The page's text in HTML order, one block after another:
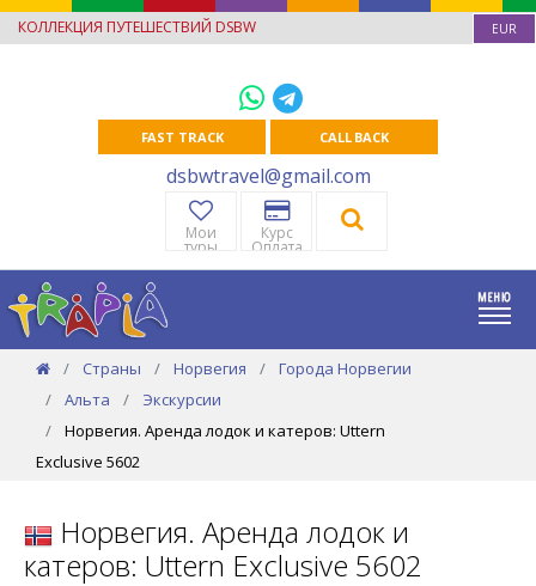
КОЛЛЕКЦИЯ ПУТЕШЕСТВИЙ DSBW EUR
FAST TRACK CALL BACK
dsbwtravel@gmail.com
Мои
туры
Курс
Оплата
Страны Норвегия
Города Норвегии
Альта
Экскурсии
Норвегия. Аренда лодок и катеров: Uttern
Exclusive 5602
Норвегия. Аренда лодок и
катеров: Uttern Exclusive 5602